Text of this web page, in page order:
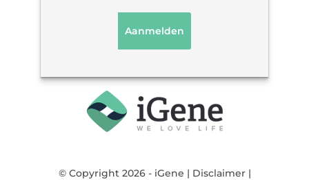
© Copyright 2026 - iGene | Disclaimer|